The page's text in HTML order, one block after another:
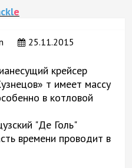
e
25.11.2015
крейсер
т имеет массу
в котловой
"Де Голь"
времени проводит в